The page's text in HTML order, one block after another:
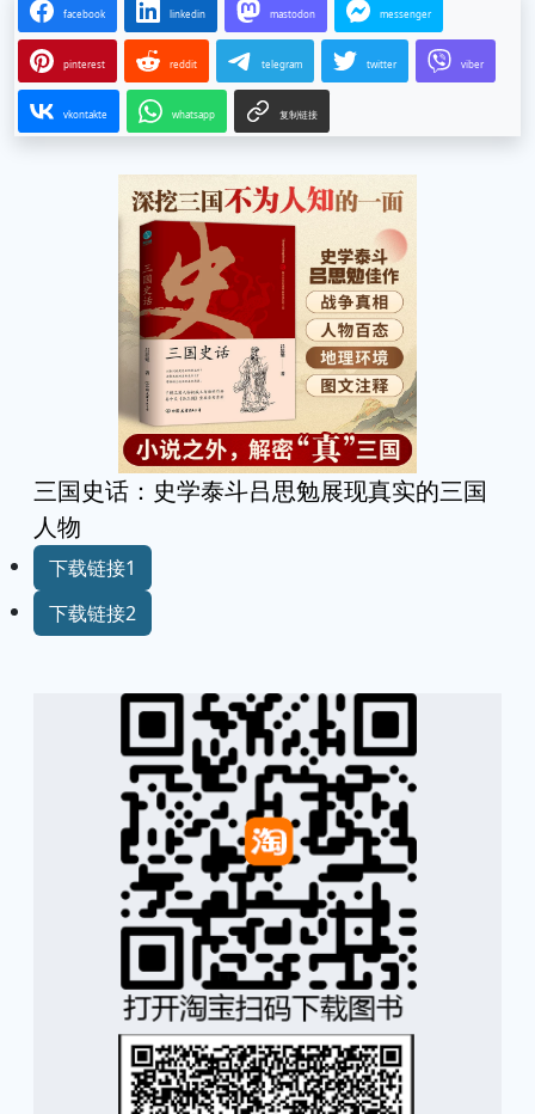
facebook linkedin mastodon messenger
pinterest reddit telegram twitter viber
vkontakte whatsapp 复制链接
三国史话：史学泰斗吕思勉展现真实的三国
人物
下载链接1
下载链接2